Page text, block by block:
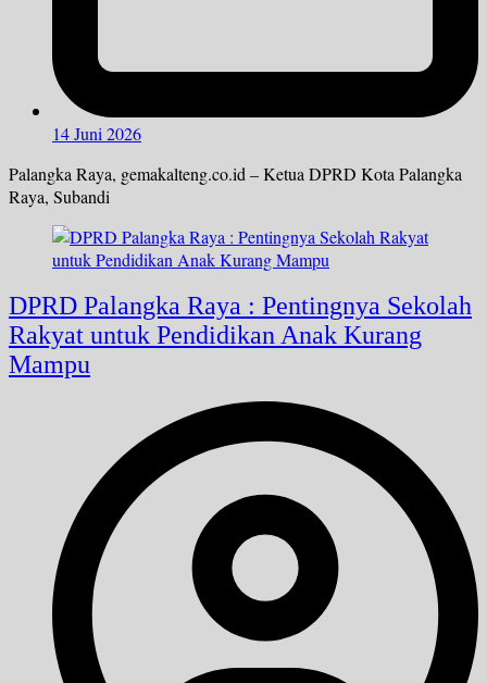
14 Juni 2026
Palangka Raya, gemakalteng.co.id – Ketua DPRD Kota Palangka
Raya, Subandi
DPRD Palangka Raya : Pentingnya Sekolah
Rakyat untuk Pendidikan Anak Kurang
Mampu